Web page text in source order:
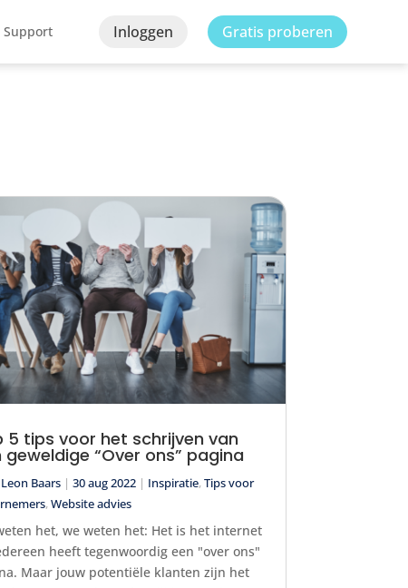
Support Inloggen Gratis proberen
5 tips voor het schrijven van
geweldige “Over ons” pagina
Leon Baars |30 aug 2022 | Inspiratie,Tips voor
,Website advies
het, we weten het: Het is het internet
heeft tegenwoordig een "over ons"
Maar jouw potentiële klanten zijn het